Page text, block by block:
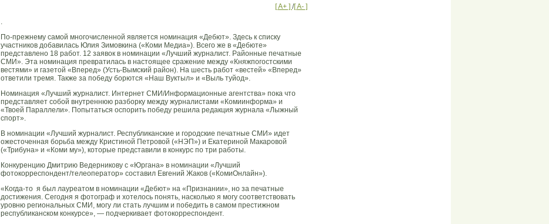
[ A+ ] /[ A- ]
.
По-прежнему самой многочисленной является номинация «Дебют». Здесь к списку
участников добавилась Юлия Зимовкина («Коми Медиа»). Всего же в «Дебюте»
представлено 18 работ. 12 заявок в номинации «Лучший журналист. Районные печатные
СМИ». Эта номинация превратилась в настоящее сражение между «Княжпогостскими
вестями» и газетой «Вперед» (Усть-Вымский район). На шесть работ «вестей» «Вперед»
ответили тремя. Также за победу борются «Наш Вуктыл» и «Выль туйод».
Номинация «Лучший журналист. Интернет СМИ/Информационные агентства» пока что
представляет собой внутреннюю разборку между журналистами «Комиинформа» и
«Твоей Параллели». Попытаться оспорить победу решила редакция журнала «Лыжный
спорт».
В номинации «Лучший журналист. Республиканские и городские печатные СМИ» идет
ожесточенная борьба между Кристиной Петровой («НЭП») и Екатериной Макаровой
(«Трибуна» и «Коми му»), которые представили в конкурс по три работы.
Конкуренцию Дмитрию Ведерникову с «Юргана» в номинации «Лучший
фотокорреспондент/телеоператор» составил Евгений Жаков («КомиОнлайн»).
«Когда-то я был лауреатом в номинации «Дебют» на «Признании», но за печатные
достижения. Сегодня я фотограф и хотелось понять, насколько я могу соответствовать
уровню региональных СМИ, могу ли стать лучшим и победить в самом престижном
республиканском конкурсе», — подчеркивает фотокорреспондент.